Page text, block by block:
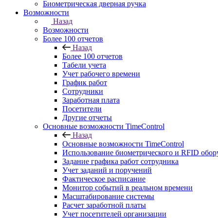
Биометрическая дверная ручка
Возможности
Назад
Возможности
Более 100 отчетов
Назад
Более 100 отчетов
Табели учета
Учет рабочего времени
График работ
Сотрудники
Заработная плата
Посетители
Другие отчеты
Основные возможности TimeControl
Назад
Основные возможности TimeControl
Использование биометрического и RFID
Задание графика работ сотрудника
Учет заданий и поручений
Фактическое расписание
Монитор событий в реальном времени
Масштабирование системы
Расчет заработной платы
Учет посетителей организации